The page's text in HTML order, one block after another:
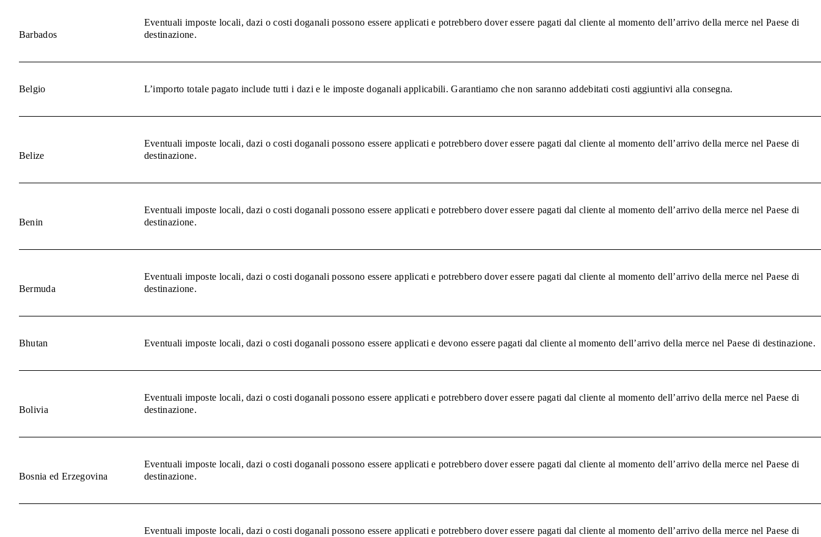
Barbados
Eventuali imposte locali, dazi o costi doganali possono essere applicati e potrebbero dover essere pagati dal cliente al momento dell’arrivo della merce nel Paese di
destinazione.
Belgio L’importo totale pagato include tutti i dazi e le imposte doganali applicabili. Garantiamo che non saranno addebitati costi aggiuntivi alla consegna.
Belize
Eventuali imposte locali, dazi o costi doganali possono essere applicati e potrebbero dover essere pagati dal cliente al momento dell’arrivo della merce nel Paese di
destinazione.
Benin
Eventuali imposte locali, dazi o costi doganali possono essere applicati e potrebbero dover essere pagati dal cliente al momento dell’arrivo della merce nel Paese di
destinazione.
Bermuda
Eventuali imposte locali, dazi o costi doganali possono essere applicati e potrebbero dover essere pagati dal cliente al momento dell’arrivo della merce nel Paese di
destinazione.
Bhutan Eventuali imposte locali, dazi o costi doganali possono essere applicati e devono essere pagati dal cliente al momento dell’arrivo della merce nel Paese di destinazione.
Bolivia
Eventuali imposte locali, dazi o costi doganali possono essere applicati e potrebbero dover essere pagati dal cliente al momento dell’arrivo della merce nel Paese di
destinazione.
Bosnia ed Erzegovina
Eventuali imposte locali, dazi o costi doganali possono essere applicati e potrebbero dover essere pagati dal cliente al momento dell’arrivo della merce nel Paese di
destinazione.
Eventuali imposte locali, dazi o costi doganali possono essere applicati e potrebbero dover essere pagati dal cliente al momento dell’arrivo della merce nel Paese di